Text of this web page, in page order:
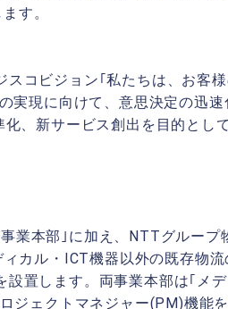
す。
コビジョン｢私たちは、お客
実現に向けて、意思決定の迅
、新サービス創出を目的とし
業本部｣に加え、NTTグルー
カル・ICT機器以外の既存物
置します。両事業本部は｢メ
ジェクトマネジャー(PM)機能